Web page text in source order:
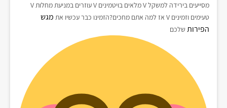
מסייעים בירידה למשקל V מלאים בויטמינים V עוזרים במניעת מחלות V
טעימים וזמינים V אז למה אתם מחכים?הזמינו כבר עכשיו את
מגש
הפירות שלכם